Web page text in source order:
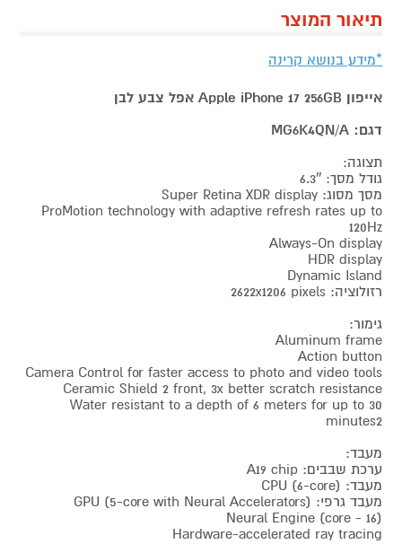
תיאור המוצר
*מידע בנושא קרינה
אייפון Apple iPhone 17 256GB אפל צבע לבן
דגם: MG6K4QN/A
תצוגה:
גודל מסך: 6.3″
מסך מסוג: Super Retina XDR display
ProMotion technology with adaptive refresh rates up to
120Hz
Always-On display
HDR display
Dynamic Island
רזולוציה: 2622x1206 pixels
גימור:
Aluminum frame
Action button
Camera Control for faster access to photo and video tools
Ceramic Shield 2 front, 3x better scratch resistance
Water resistant to a depth of 6 meters for up to 30
minutes2
מעבד:
ערכת שבבים: A19 chip
מעבד: CPU (6-core)
מעבד גרפי: GPU (5-core with Neural Accelerators)
(16 - core) Neural Engine
Hardware-accelerated ray tracing